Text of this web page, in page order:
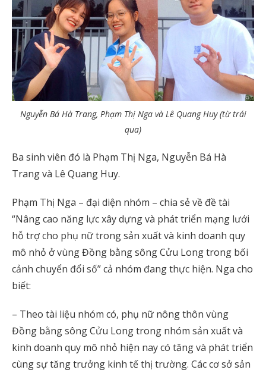
Nguyễn Bá Hà Trang, Phạm Thị Nga và Lê Quang Huy (từ trái
qua)
Ba sinh viên đó là Phạm Thị Nga, Nguyễn Bá Hà
Trang và Lê Quang Huy.
Phạm Thị Nga – đại diện nhóm – chia sẻ về đề tài
“Nâng cao năng lực xây dựng và phát triển mạng lưới
hỗ trợ cho phụ nữ trong sản xuất và kinh doanh quy
mô nhỏ ở vùng Đồng bằng sông Cửu Long trong bối
cảnh chuyển đổi số” cả nhóm đang thực hiện. Nga cho
biết:
– Theo tài liệu nhóm có, phụ nữ nông thôn vùng
Đồng bằng sông Cửu Long trong nhóm sản xuất và
kinh doanh quy mô nhỏ hiện nay có tăng và phát triển
cùng sự tăng trưởng kinh tế thị trường. Các cơ sở sản